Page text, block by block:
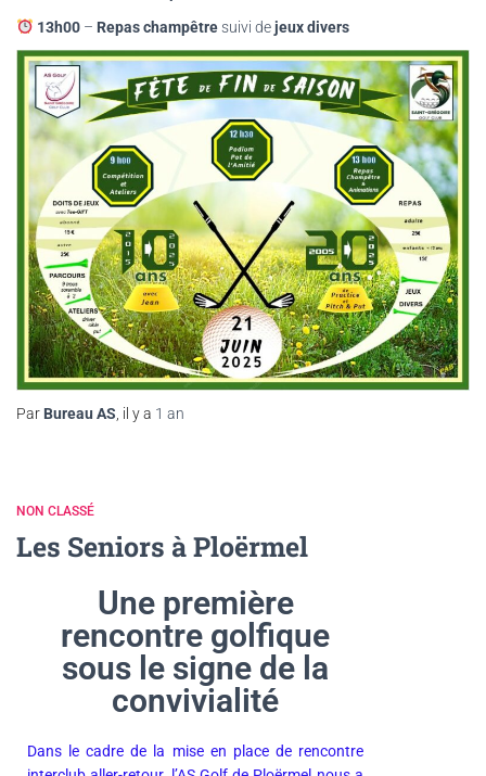
13h00– Repas champêtresuivi dejeux divers
Par Bureau AS , il y a 1 an
NON CLASSÉ
Les Seniors à Ploërmel
Une première
rencontre golfique
sous le signe de la
convivialité
Dans le cadrede la mise en place de rencontre